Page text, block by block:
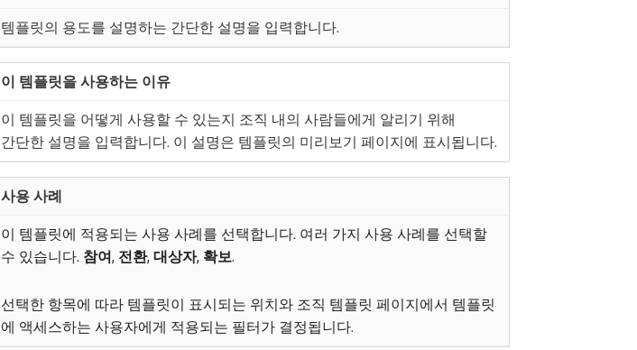
템플릿의 용도를 설명하는 간단한 설명을 입력합니다.
이 템플릿을 사용하는 이유
이 템플릿을 어떻게 사용할 수 있는지 조직 내의 사람들에게 알리기 위해
간단한 설명을 입력합니다. 이 설명은 템플릿의 미리보기 페이지에 표시됩니다.
사용 사례
이 템플릿에 적용되는 사용 사례를 선택합니다. 여러 가지 사용 사례를 선택할
수 있습니다. 참여, 전환, 대상자, 확보.
선택한 항목에 따라 템플릿이 표시되는 위치와 조직 템플릿 페이지에서 템플릿
에 액세스하는 사용자에게 적용되는 필터가 결정됩니다.